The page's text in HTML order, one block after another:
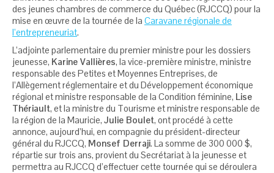
des jeunes chambres de commerce du Québec (RJCCQ) pour la
mise en œuvre de la tournée de la Caravane régionale de
l’entrepreneuriat.
L’adjointe parlementaire du premier ministre pour les dossiers
jeunesse, Karine Vallières, la vice-première ministre, ministre
responsable des Petites et Moyennes Entreprises, de
l’Allègement réglementaire et du Développement économique
régional et ministre responsable de la Condition féminine, Lise
Thériault, et la ministre du Tourisme et ministre responsable de
la région de la Mauricie, Julie Boulet, ont procédé à cette
annonce, aujourd’hui, en compagnie du président-directeur
général du RJCCQ, Monsef Derraji. La somme de 300 000 $,
répartie sur trois ans, provient du Secrétariat à la jeunesse et
permettra au RJCCQ d’effectuer cette tournée qui se déroulera